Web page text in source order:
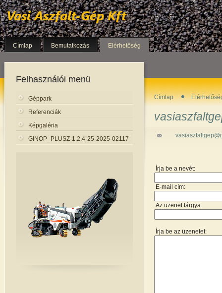
Címlap Bemutatkozás Elérhetőség
Felhasználói menü
Géppark
Referenciák
Képgaléria
GINOP_PLUSZ-1.2.4-25-2025-02117
Címlap
Írja be a nevét:
E-mail cím:
Az üzenet tárgya:
Írja be az üzenetet: